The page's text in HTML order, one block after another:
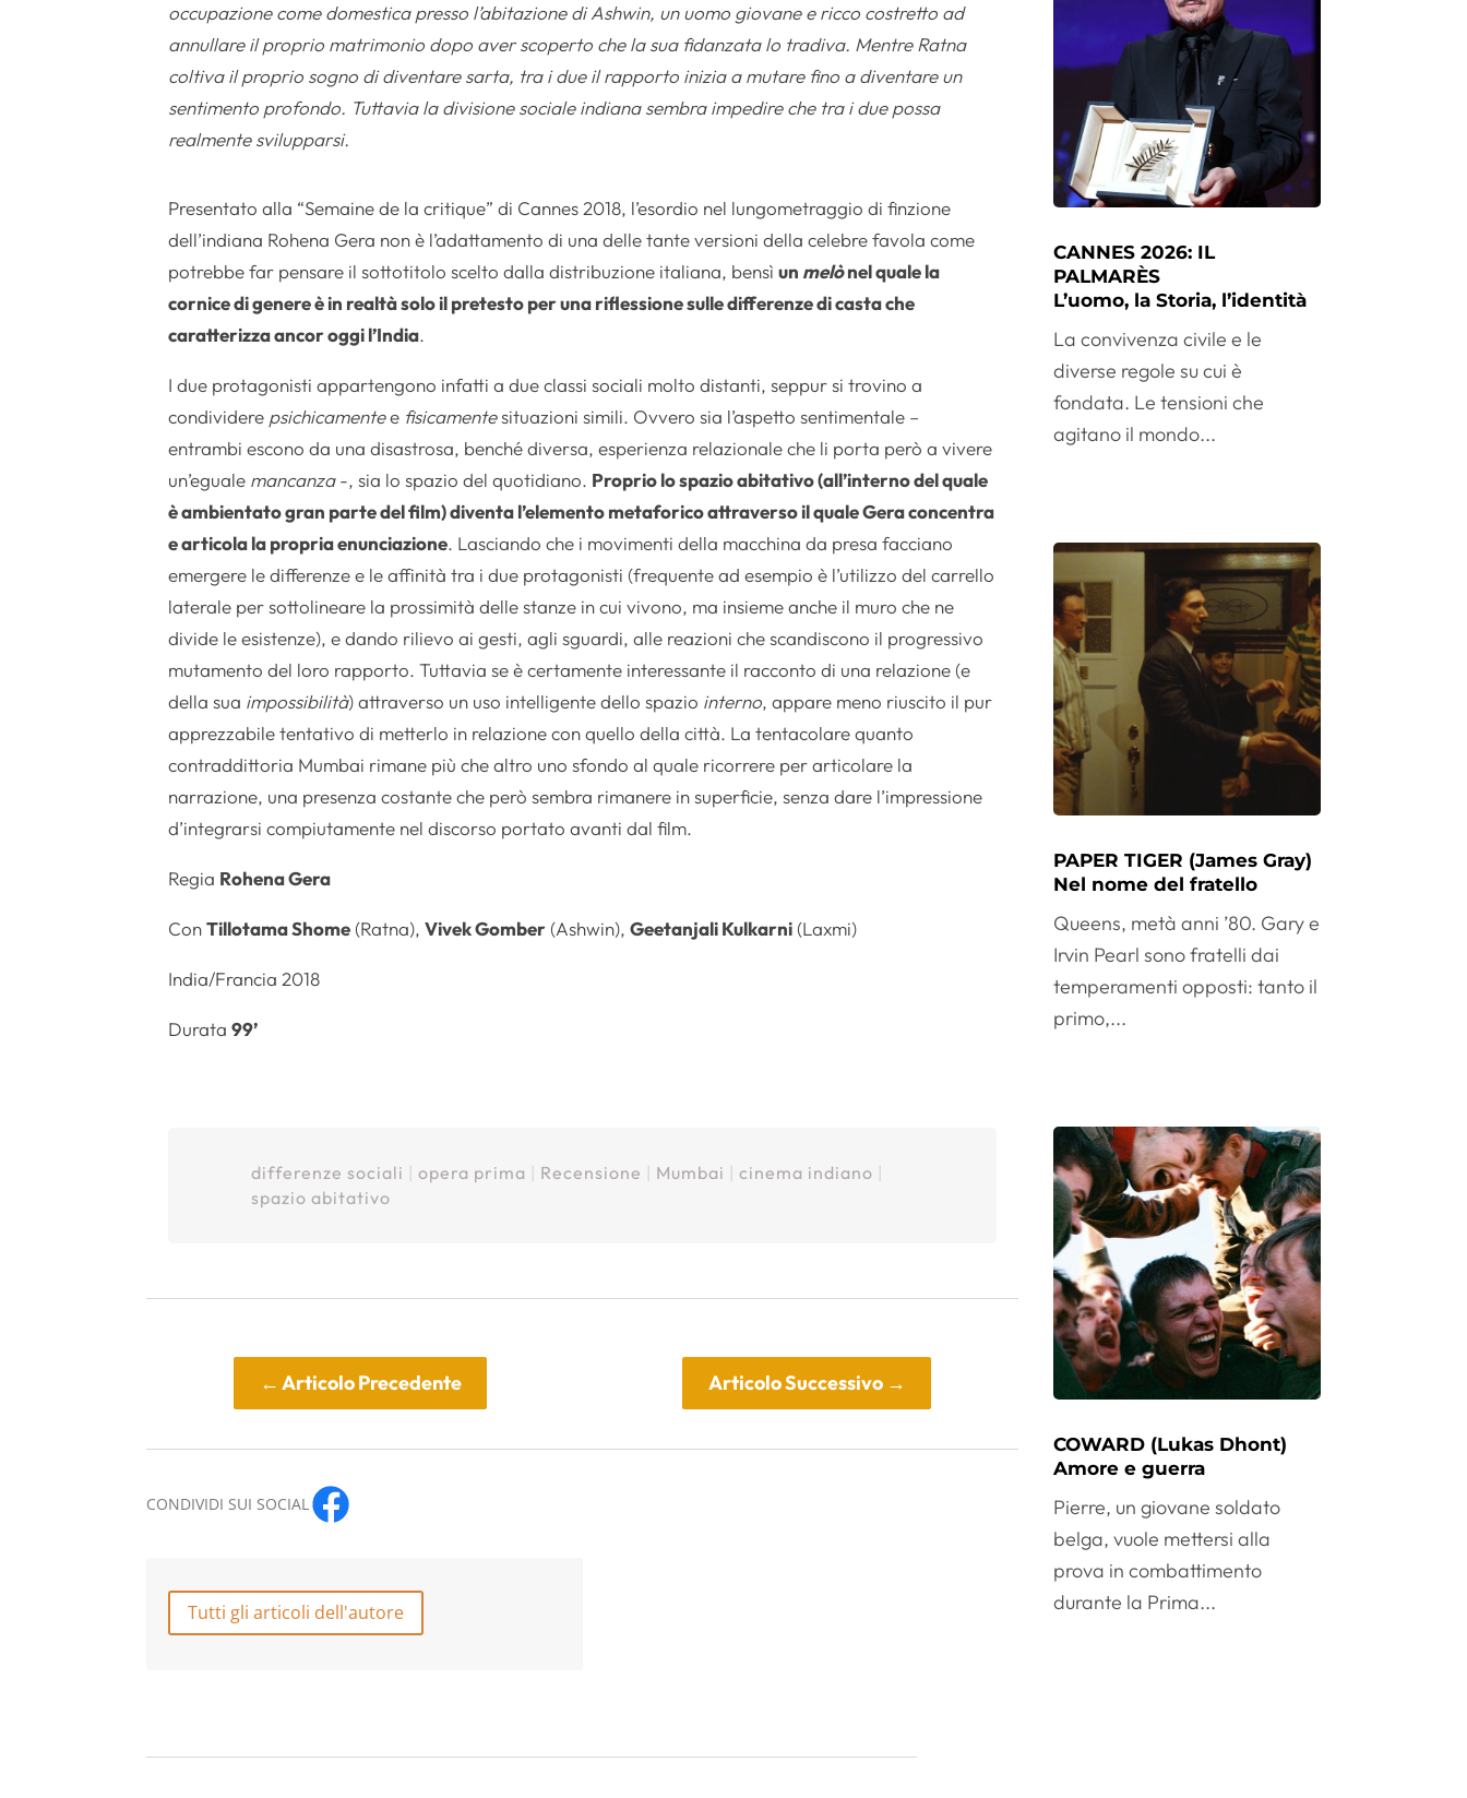
occupazione come domestica presso l’abitazione di Ashwin, un uomo giovane e ricco costretto ad
annullare il proprio matrimonio dopo aver scoperto che la sua fidanzata lo tradiva. Mentre Ratna
coltiva il proprio sogno di diventare sarta, tra i due il rapporto inizia a mutare fino a diventare un
sentimento profondo. Tuttavia la divisione sociale indiana sembra impedire che tra i due possa
realmente svilupparsi.
Presentato alla “Semaine de la critique” di Cannes 2018, l’esordio nel lungometraggio di finzione
dell’indiana Rohena Gera non è l’adattamento di una delle tante versioni della celebre favola come
potrebbe far pensare il sottotitolo scelto dalla distribuzione italiana, bensìun melònel quale la
cornice di genere è in realtà solo il pretesto per una riflessione sulle differenze di casta che
caratterizza ancor oggi l’India.
I due protagonisti appartengono infatti a due classi sociali molto distanti, seppur si trovino a
condividere psichicamentee fisicamentesituazioni simili. Ovvero sia l’aspetto sentimentale –
entrambi escono da una disastrosa, benché diversa, esperienza relazionale che li porta però a vivere
un’eguale mancanza-, sia lo spazio del quotidiano. Proprio lo spazio abitativo (all’interno del quale
è ambientato gran parte del film) diventa l’elemento metaforico attraverso il quale Gera concentra
e articola la propria enunciazione. Lasciando che i movimenti della macchina da presa facciano
emergere le differenze e le affinità tra i due protagonisti (frequente ad esempio è l’utilizzo del carrello
laterale per sottolineare la prossimità delle stanze in cui vivono, ma insieme anche il muro che ne
divide le esistenze), e dando rilievo ai gesti, agli sguardi, alle reazioni che scandiscono il progressivo
mutamento del loro rapporto. Tuttavia se è certamente interessante il racconto di una relazione (e
della sua impossibilità) attraverso un uso intelligente dello spazio interno, appare meno riuscito il pur
apprezzabile tentativo di metterlo in relazione con quello della città. La tentacolare quanto
contraddittoria Mumbai rimane più che altro uno sfondo al quale ricorrere per articolare la
narrazione, una presenza costante che però sembra rimanere in superficie, senza dare l’impressione
d’integrarsi compiutamente nel discorso portato avanti dal film.
Regia Rohena Gera
ConTillotama Shome (Ratna),Vivek Gomber (Ashwin),Geetanjali Kulkarni (Laxmi)
India/Francia 2018
Durata99’
differenze sociali |opera prima | Recensione | Mumbai |cinema indiano |
spazio abitativo
← Articolo Precedente Articolo Successivo→
CONDIVIDI SUI SOCIAL
Tutti gli articoli dell'autore
CANNES 2026: IL
PALMARÈS
L’uomo, la Storia, l’identità
La convivenza civile e le
diverse regole su cui è
fondata. Le tensioni che
agitano il mondo...
PAPER TIGER (James Gray)
Nel nome del fratello
Queens, metà anni ’80. Gary e
Irvin Pearl sono fratelli dai
temperamenti opposti: tanto il
primo,...
COWARD (Lukas Dhont)
Amore e guerra
Pierre, un giovane soldato
belga, vuole mettersi alla
prova in combattimento
durante la Prima...